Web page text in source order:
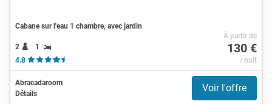
Cabane sur l'eau 1 chambre, avec jardin
2
1
4.8
À partir de
130 €
/ nuit
Abracadaroom
Détails
Voir l'offre